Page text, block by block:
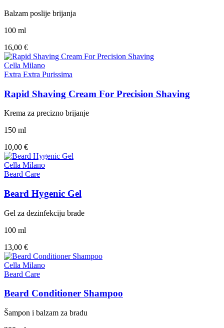
Balzam poslije brijanja
100 ml
16,00 €
Cella Milano
Extra Extra Purissima
Rapid Shaving Cream For Precision Shaving
Krema za precizno brijanje
150 ml
10,00 €
Cella Milano
Beard Care
Beard Hygenic Gel
Gel za dezinfekciju brade
100 ml
13,00 €
Cella Milano
Beard Care
Beard Conditioner Shampoo
Šampon i balzam za bradu